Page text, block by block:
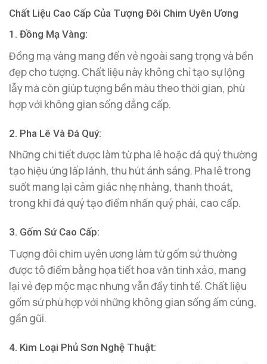
Chất Liệu Cao Cấp Của Tượng Đôi Chim Uyên Ương
1. Đồng Mạ Vàng:
Đồng mạ vàng mang đến vẻ ngoài sang trọng và bền
đẹp cho tượng. Chất liệu này không chỉ tạo sự lộng
lẫy mà còn giúp tượng bền màu theo thời gian, phù
hợp với không gian sống đẳng cấp.
2. Pha Lê Và Đá Quý:
Những chi tiết được làm từ pha lê hoặc đá quý thường
tạo hiệu ứng lấp lánh, thu hút ánh sáng. Pha lê trong
suốt mang lại cảm giác nhẹ nhàng, thanh thoát,
trong khi đá quý tạo điểm nhấn quý phái, cao cấp.
3. Gốm Sứ Cao Cấp:
Tượng đôi chim uyên ương làm từ gốm sứ thường
được tô điểm bằng họa tiết hoa văn tinh xảo, mang
lại vẻ đẹp mộc mạc nhưng vẫn đầy tinh tế. Chất liệu
gốm sứ phù hợp với những không gian sống ấm cúng,
gần gũi.
4. Kim Loại Phủ Sơn Nghệ Thuật: